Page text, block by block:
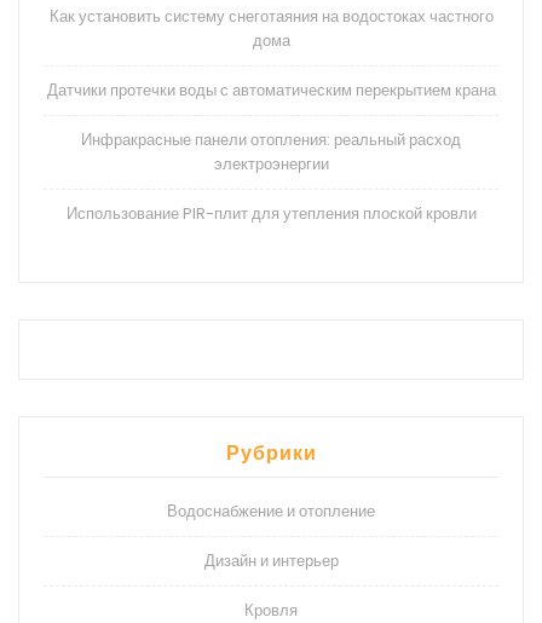
Как установить систему снеготаяния на водостоках частного
дома
Датчики протечки воды с автоматическим перекрытием крана
Инфракрасные панели отопления: реальный расход
электроэнергии
Использование PIR-плит для утепления плоской кровли
Рубрики
Водоснабжение и отопление
Дизайн и интерьер
Кровля